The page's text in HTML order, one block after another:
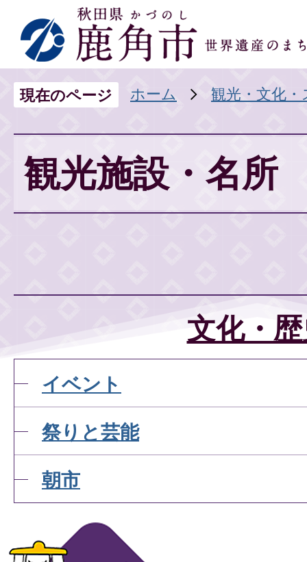
現在のページ ホーム 観光・文化
観光施設・名所
文化・
イベント
祭りと芸能
朝市